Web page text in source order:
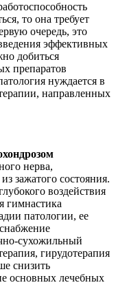
то она требует
очередь, это
эффективных
добиться
препаратов
нуждается в
направленных
нерва,
зажатого состояния.
воздействия
гимнастика
патологии, ее
сухожильный
гирудотерапия
снизить
основных лечебных